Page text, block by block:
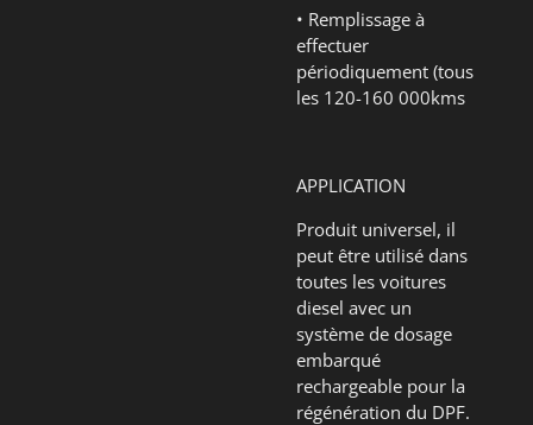
• Remplissage à
effectuer
périodiquement (tous
les 120-160 000kms
APPLICATION
Produit universel, il
peut être utilisé dans
toutes les voitures
diesel avec un
système de dosage
embarqué
rechargeable pour la
régénération du DPF.